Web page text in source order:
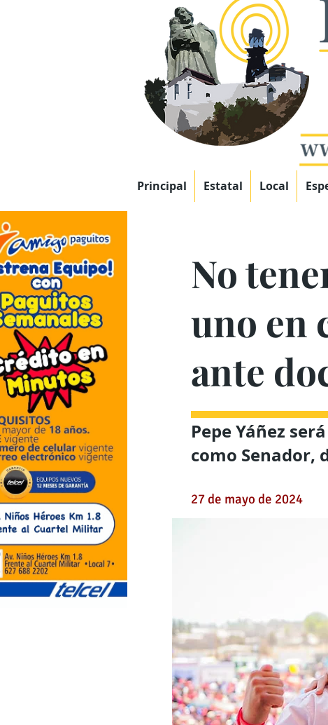
Principal Estatal Local
No
uno en
ante
Pepe Yáñez
como Senador,
27 de mayo de 2024